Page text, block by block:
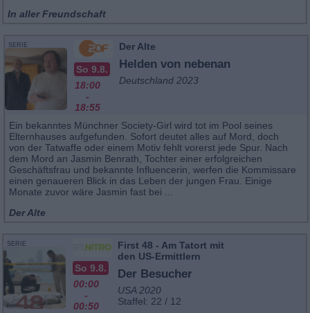
In aller Freundschaft
SERIE
So 9.8.
18:00
-
18:55
Der Alte
Helden von nebenan
Deutschland 2023
Ein bekanntes Münchner Society-Girl wird tot im Pool seines
Elternhauses aufgefunden. Sofort deutet alles auf Mord, doch
von der Tatwaffe oder einem Motiv fehlt vorerst jede Spur. Nach
dem Mord an Jasmin Benrath, Tochter einer erfolgreichen
Geschäftsfrau und bekannte Influencerin, werfen die Kommissare
einen genaueren Blick in das Leben der jungen Frau. Einige
Monate zuvor wäre Jasmin fast bei ...
Der Alte
SERIE
So 9.8.
00:00
-
00:50
First 48 - Am Tatort mit
den US-Ermittlern
Der Besucher
USA 2020
Staffel: 22 / 12